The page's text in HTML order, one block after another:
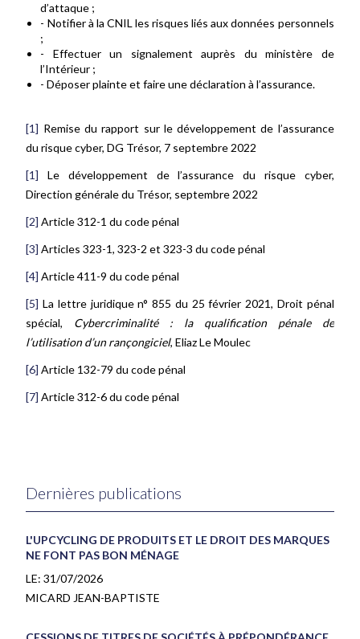
d’attaque ;
- Notifier à la CNIL les risques liés aux données personnels
;
- Effectuer un signalement auprès du ministère de
l’Intérieur ;
- Déposer plainte et faire une déclaration à l’assurance.
[1] Remise du rapport sur le développement de l’assurance
du risque cyber, DG Trésor, 7 septembre 2022
[1] Le développement de l’assurance du risque cyber,
Direction générale du Trésor, septembre 2022
[2] Article 312-1 du code pénal
[3] Articles 323-1, 323-2 et 323-3 du code pénal
[4] Article 411-9 du code pénal
[5] La lettre juridique n° 855 du 25 février 2021, Droit pénal
spécial, Cybercriminalité : la qualification pénale de
l’utilisation d’un rançongiciel, Eliaz Le Moulec
[6] Article 132-79 du code pénal
[7] Article 312-6 du code pénal
Dernières publications
L'UPCYCLING DE PRODUITS ET LE DROIT DES MARQUES
NE FONT PAS BON MÉNAGE
LE: 31/07/2026
MICARD JEAN-BAPTISTE